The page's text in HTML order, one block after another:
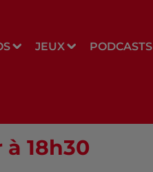
JEUX PODCASTS
18h30